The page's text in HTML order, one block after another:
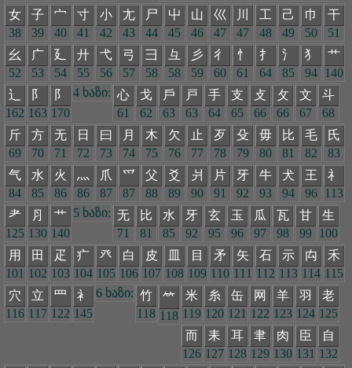
女
38
子
39
宀
40
寸
41
小
42
尢
43
尸
44
屮
45
山
46
巛
47
川
47
工
48
己
49
巾
50
干
51
幺
52
广
53
廴
54
廾
55
弋
56
弓
57
彐
58
彑
58
彡
59
彳
60
忄
61
扌
64
氵
85
犭
94
艹
140
辶
162
阝
163
阝
170
4 ხაზი: 心
61
戈
62
戶
63
戸
63
手
64
支
65
攴
66
攵
66
文
67
斗
68
斤
69
方
70
无
71
日
72
曰
73
月
74
木
75
欠
76
止
77
歹
78
殳
79
毋
80
比
81
毛
82
氏
83
气
84
水
85
火
86
灬
86
爪
87
爫
87
父
88
爻
89
爿
90
片
91
牙
92
牛
93
犬
94
王
96
礻
113
耂
125
⺼
130
艹
140
5 ხაზი: 无
71
比
81
水
85
牙
92
玄
95
玉
96
瓜
97
瓦
98
甘
99
生
100
用
101
田
102
疋
103
疒
104
癶
105
白
106
皮
107
皿
108
目
109
矛
110
矢
111
石
112
示
113
禸
114
禾
115
穴
116
立
117
罒
122
衤
145
6 ხაზი: 竹
118
𥫗
118
米
119
糸
120
缶
121
网
122
羊
123
羽
124
老
125
而
126
耒
127
耳
128
聿
129
肉
130
臣
131
自
132